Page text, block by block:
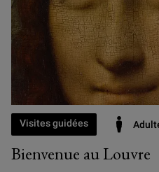
Bienvenue au Louvre
Visites guidées